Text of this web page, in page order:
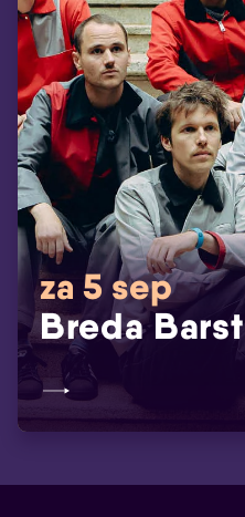
za 5 sep
Breda Barst